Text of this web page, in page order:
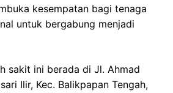
kesempatan bagi tenaga
untuk bergabung menjadi
sakit ini berada di Jl. Ahmad
Ilir, Kec. Balikpapan Tengah,